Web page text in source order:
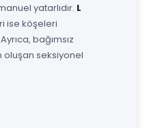
yatarlıdır. L
ise köşeleri
bağımsız
seksiyonel